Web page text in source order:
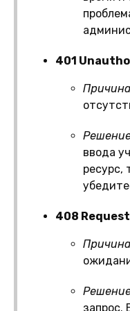
401
ввода
ресурс,
408
запрос.